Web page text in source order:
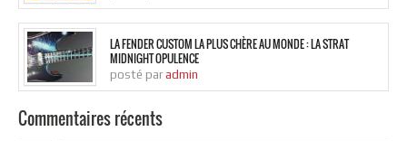
LA FENDER CUSTOM LA PLUS CHÈRE AU MONDE : LA STRAT
MIDNIGHT OPULENCE
posté par admin
Commentaires récents